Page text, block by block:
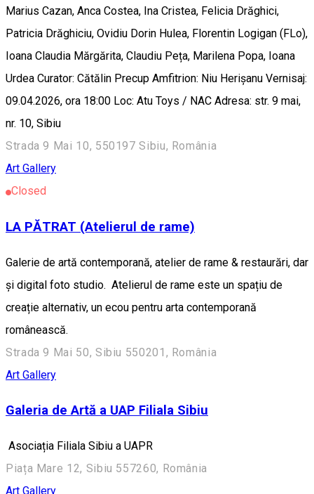
Marius Cazan, Anca Costea, Ina Cristea, Felicia Drăghici,
Patricia Drăghiciu, Ovidiu Dorin Hulea, Florentin Logigan (FLo),
Ioana Claudia Mărgărita, Claudiu Peța, Marilena Popa, Ioana
Urdea Curator: Cătălin Precup Amfitrion: Niu Herișanu Vernisaj:
09.04.2026, ora 18:00 Loc: Atu Toys / NAC Adresa: str. 9 mai,
nr. 10, Sibiu
Strada 9 Mai 10, 550197 Sibiu, România
Art Gallery
Closed
LA PĂTRAT (Atelierul de rame)
Galerie de artă contemporană, atelier de rame & restaurări, dar
și digital foto studio. Atelierul de rame este un spațiu de
creație alternativ, un ecou pentru arta contemporană
românească.
Strada 9 Mai 50, Sibiu 550201, România
Art Gallery
Galeria de Artă a UAP Filiala Sibiu
Asociația Filiala Sibiu a UAPR
Piața Mare 12, Sibiu 557260, România
Art Gallery